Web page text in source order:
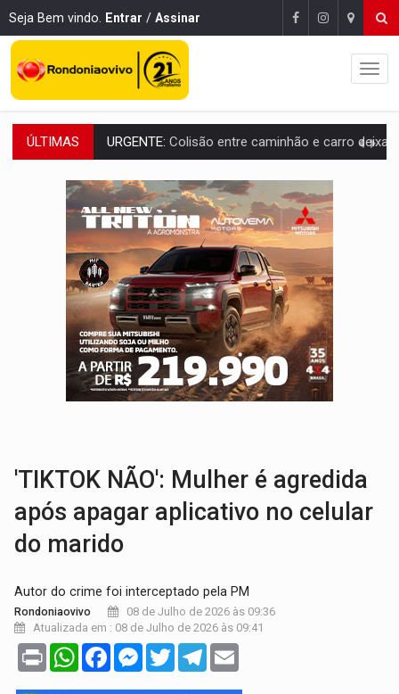
Seja Bem vindo. Entrar / Assinar
ÚLTIMAS ENCONTRO:Amazônia Negra ganha projeção nacional com participação de
PREVISÃO:Porto Velho tem chances de chuvas isoladas nesta
SINDICATOS UNIDOS:Assembleia Geral delibera greve da educação
PROCESSO SELETIVO:Rondoniaovivo abre oficina de Comunicação com
AGOSTO LILÁS:MPRO lança de portal e promove reflexão sobre trajetória da
REGULARIZAÇÃO:Refis 2026 segue até o fim do ano para
ROLIM DE MOURA: Programa da Energisa beneficia 60 famílias com geladeiras
VIOLÊNCIA VICÁRIA:MPRO obtém condenação de réu a 21 anos de prisão
URGENTE:
'TIKTOK NÃO': Mulher é agredida
após apagar aplicativo no celular
do marido
Autor do crime foi interceptado pela PM
Rondoniaovivo
08 de Julho de 2026 às 09:36
Atualizada em : 08 de Julho de 2026 às 09:41
Print WhatsAppFacebookMessenger
TwitterTelegram